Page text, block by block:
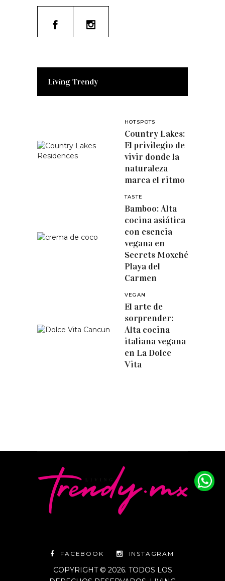
Living Trendy
HOTSPOTS
Country Lakes:
El privilegio de
vivir donde la
naturaleza
marca el ritmo
TASTE
Bamboo: Alta
cocina asiática
con esencia
vegana en
Secrets Moxché
Playa del
Carmen
VEGAN
El arte de
sorprender:
Alta cocina
italiana vegana
en La Dolce
Vita
FACEBOOK INSTAGRAM
COPYRIGHT © 2026. TODOS LOS